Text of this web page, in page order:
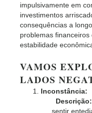
impulsivamente em
investimentos
consequências a
problemas
estabilidade
VAMOS
LADOS
Inconstância:
Descrição:
sentir